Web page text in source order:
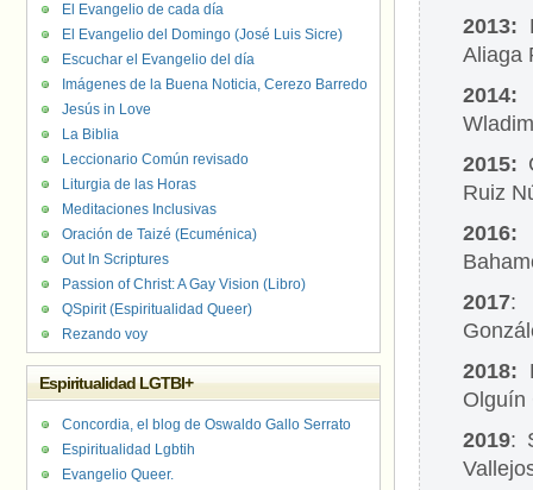
2013:
Aliaga
2015:
Ruiz
2017:
2018:
Olguín
2019:
El Evangelio de cada día
El Evangelio del Domingo (José Luis Sicre)
Escuchar el Evangelio del día
Imágenes de la Buena Noticia, Cerezo Barredo
Jesús in Love
La Biblia
Leccionario Común revisado
Liturgia de las Horas
Meditaciones Inclusivas
Oración de Taizé (Ecuménica)
Out In Scriptures
Passion of Christ: A Gay Vision (Libro)
QSpirit (Espiritualidad Queer)
Rezando voy
Espiritualidad LGTBI+
Concordia, el blog de Oswaldo Gallo Serrato
Espiritualidad Lgbtih
Evangelio Queer.